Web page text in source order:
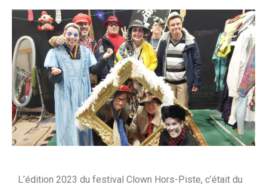
L’édition 2023 du festival Clown Hors-Piste, c’était du